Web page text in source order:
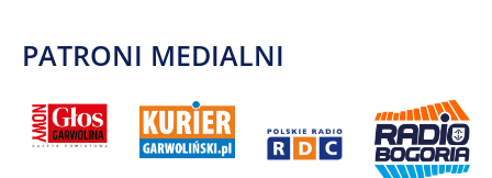
PATRONI MEDIALNI